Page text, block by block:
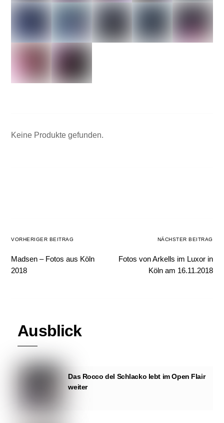
Keine Produkte gefunden.
VORHERIGER BEITRAG
Madsen – Fotos aus Köln
2018
NÄCHSTER BEITRAG
Fotos von Arkells im Luxor in
Köln am 16.11.2018
Ausblick
Das Rocco del Schlacko lebt im Open Flair
weiter